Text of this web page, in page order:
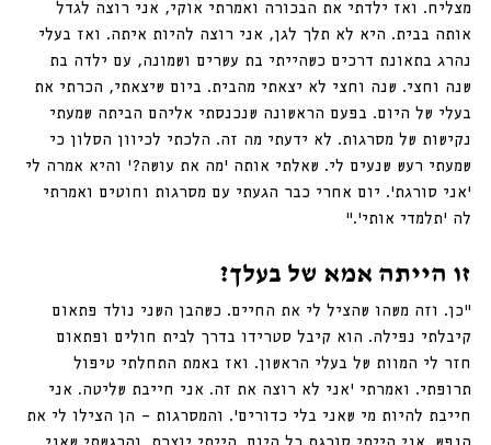
מצליח. ואז ילדתי את הבכורה ואמרתי אוקי, אני רוצה לגדל
אותה בבית. היא לא תלך לגן, אני רוצה להיות איתה. ואז בעלי
נהרג בתאונת דרכים כשהייתי בת עשרים ושמונה, עם ילדה בת
שנה וחצי. שנה וחצי לא יצאתי מהבית. ביום שיצאתי, הכרתי את
בעלי של היום. בפעם הראשונה שנכנסתי אליהם הביתה שמעתי
נקישות של מסרגות. לא ידעתי מה זה. הלכתי לכיוון הסלון כי
שמעתי רעש שנעים לי. שאלתי אותה ׳מה את עושה?׳ והיא אמרה לי
׳אני סורגת׳. יום אחרי כבר הגעתי עם מסרגות וחוטים ואמרתי
לה ׳תלמדי אותי׳.״
זו הייתה אמא של בעלך?
״כן. וזה משהו שהציל לי את החיים. כשהבן השני נולד פתאום
קיבלתי נפילה. הוא קיבל סטרידו בדרך לבית חולים ופתאום
חזר לי המוות של בעלי הראשון. ואז באמת התחלתי טיפול
תרופתי. ואמרתי ׳אני לא רוצה את זה. אני חייבת שליטה. אני
חייבת להיות מי שאני בלי כדורים׳. והמסרגות — הן הצילו לי את